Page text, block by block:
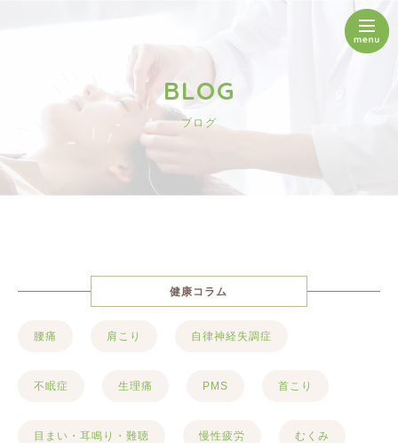
BLOG
ブログ
健康コラム
腰痛 肩こり 自律神経失調症
不眠症 生理痛 PMS 首こり
目まい・耳鳴り・難聴 慢性疲労 むくみ